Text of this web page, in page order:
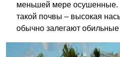
меньшей мере осушенные.
такой почвы – высокая
обычно залегают